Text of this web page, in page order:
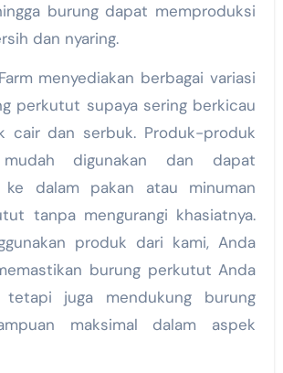
burung dapat memproduksi
dan nyaring.
menyediakan berbagai variasi
perkutut supaya sering berkicau
cair dan serbuk. Produk-produk
digunakan dan dapat
ke dalam pakan atau minuman
tanpa mengurangi khasiatnya.
produk dari kami, Anda
burung perkutut Anda
juga mendukung burung
maksimal dalam aspek